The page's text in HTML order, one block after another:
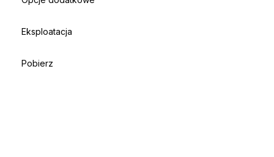
Eksploatacja
Pobierz